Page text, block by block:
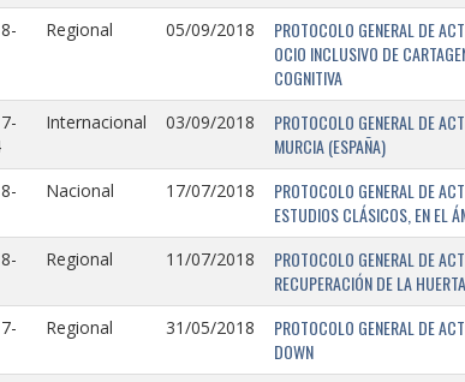
Regional 05/09/2018
PROTOCOLO GENERAL DE
OCIO INCLUSIVO DE
COGNITIVA
Internacional 03/09/2018
PROTOCOLO GENERAL DE
MURCIA (ESPAÑA)
Nacional 17/07/2018
PROTOCOLO GENERAL DE
ESTUDIOS CLÁSICOS, EN EL
Regional 11/07/2018
PROTOCOLO GENERAL DE
RECUPERACIÓN DE LA
Regional 31/05/2018
PROTOCOLO GENERAL DE
DOWN